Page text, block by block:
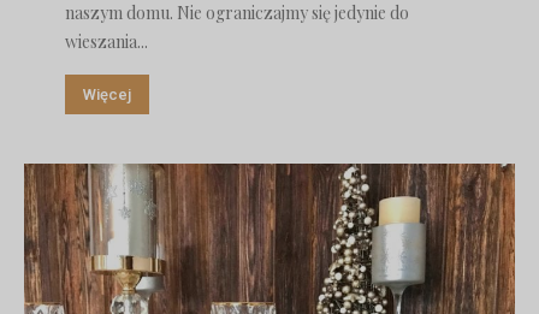
naszym domu. Nie ograniczajmy się jedynie do
wieszania...
Więcej